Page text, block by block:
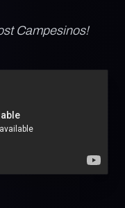
Campesinos!